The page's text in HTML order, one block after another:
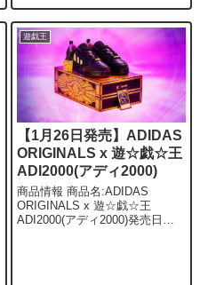
ましたが新着情報...
遊戯王
【1月26日発売】ADIDAS
ORIGINALS x 遊☆戯☆王
ADI2000(アディ2000)
商品情報 商品名:ADIDAS
ORIGINALS x 遊☆戯☆王
ADI2000(アディ2000)発売日：1